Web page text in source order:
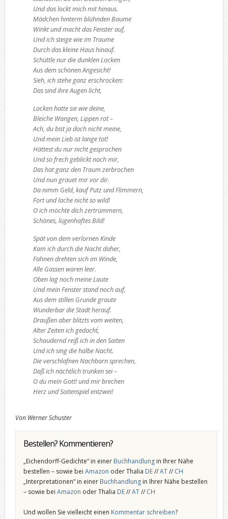
Und das lockt mich mit hinaus.
Mädchen hinterm blühnden Baume
Winkt und macht das Fenster auf,
Und ich steige wie im Traume
Durch das kleine Haus hinauf.
Schüttle nur die dunklen Locken
Aus dem schönen Angesicht!
Sieh, ich stehe ganz erschrocken:
Das sind ihre Augen licht,
Locken hatte sie wie deine,
Bleiche Wangen, Lippen rot –
Ach, du bist ja doch nicht meine,
Und mein Lieb ist lange tot!
Hättest du nur nicht gesprochen
Und so frech geblickt nach mir,
Das hat ganz den Traum zerbrochen
Und nun grauet mir vor dir.
Da nimm Geld, kauf Putz und Flimmern,
Fort und lache nicht so wild!
O ich möchte dich zertrümmern,
Schönes, lügenhaftes Bild!
Spät von dem verlornen Kinde
Kam ich durch die Nacht daher,
Fahnen drehten sich im Winde,
Alle Gassen waren leer.
Oben lag noch meine Laute
Und mein Fenster stand noch auf,
Aus dem stillen Grunde graute
Wunderbar die Stadt herauf.
Draußen aber blitzts vom weiten,
Alter Zeiten ich gedacht´,
Schaudernd reiß ich in den Saiten
Und ich sing die halbe Nacht.
Die verschlafnen Nachbarn sprechen,
Daß ich nächtlich trunken sei –
O du mein Gott! und mir brechen
Herz und Saitenspiel entzwei!
Von Werner Schuster
Bestellen? Kommentieren?
„Eichendorff-Gedichte“ in einer Buchhandlungin Ihrer Nähe
bestellen – sowie bei Amazon oder Thalia DE//AT// CH
„Interpretationen“ in einer Buchhandlungin Ihrer Nähe bestellen
– sowie bei Amazon oder Thalia DE//AT// CH
Und wollen Sie vielleicht einen Kommentar schreiben?